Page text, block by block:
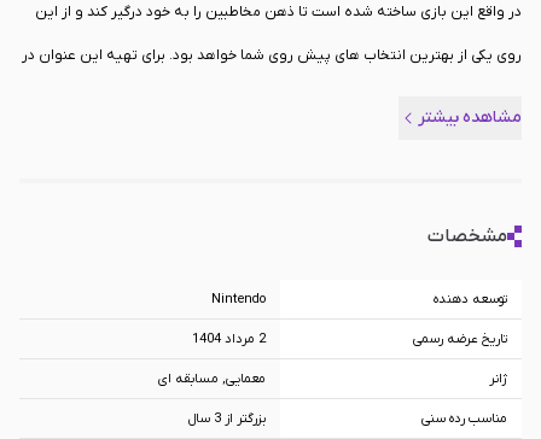
در واقع این بازی ساخته شده است تا ذهن مخاطبین را به خود درگیر کند و از این
روی یکی از بهترین انتخاب های پیش روی شما خواهد بود. برای تهیه این عنوان در
مشاهده بیشتر
مشخصات
توسعه دهنده Nintendo
تاریخ عرضه رسمی 2 مرداد 1404
ژانر معمایی, مسابقه ای
مناسب رده سنی بزرگتر از 3 سال